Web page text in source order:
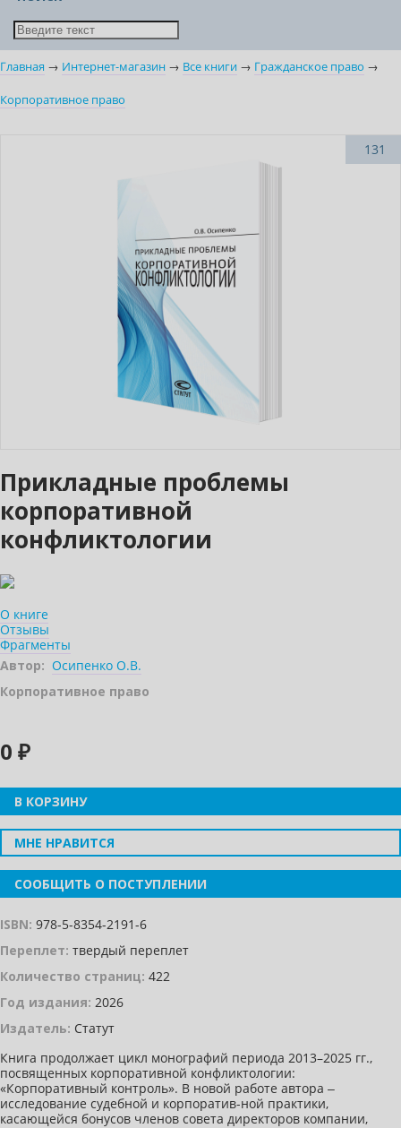
Главная → Интернет-магазин → Все книги → Гражданское право →
Корпоративное право
131
Прикладные проблемы
корпоративной
конфликтологии
О книге
Отзывы
Фрагменты
Автор: Осипенко О.В.
Корпоративное право
0 ₽
В КОРЗИНУ
МНЕ НРАВИТСЯ
СООБЩИТЬ О ПОСТУПЛЕНИИ
ISBN: 978-5-8354-2191-6
Переплет: твердый переплет
Количество страниц: 422
Год издания: 2026
Издатель: Статут
Книга продолжает цикл монографий периода 2013–2025 гг.,
посвященных корпоративной конфликтологии:
«Корпоративный контроль». В новой работе автора ‒
исследование судебной и корпоратив-ной практики,
касающейся бонусов членов совета директоров компании,